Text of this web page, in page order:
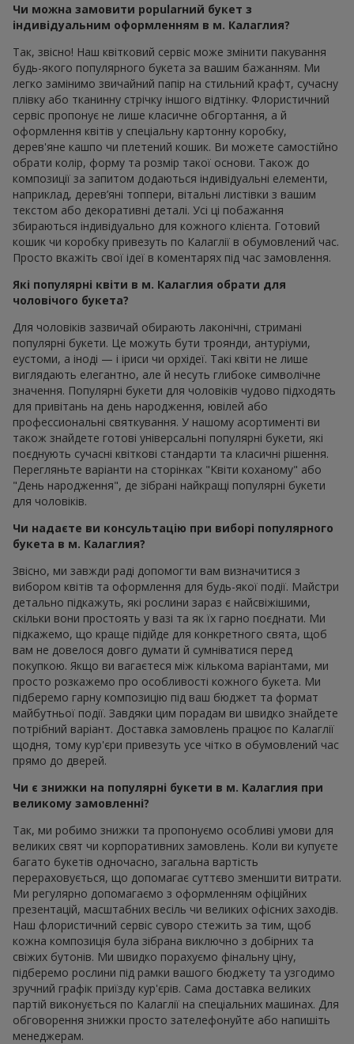
Чи можна замовити popularний букет з
індивідуальним оформленням в м. Калаглия?
Так, звісно! Наш квітковий сервіс може змінити пакування
будь-якого популярного букета за вашим бажанням. Ми
легко замінимо звичайний папір на стильний крафт, сучасну
плівку або тканинну стрічку іншого відтінку. Флористичний
сервіс пропонує не лише класичне обгортання, а й
оформлення квітів у спеціальну картонну коробку,
дерев'яне кашпо чи плетений кошик. Ви можете самостійно
обрати колір, форму та розмір такої основи. Також до
композиції за запитом додаються індивідуальні елементи,
наприклад, дерев’яні топпери, вітальні листівки з вашим
текстом або декоративні деталі. Усі ці побажання
збираються індивідуально для кожного клієнта. Готовий
кошик чи коробку привезуть по Калаглії в обумовлений час.
Просто вкажіть свої ідеї в коментарях під час замовлення.
Які популярні квіти в м. Калаглия обрати для
чоловічого букета?
Для чоловіків зазвичай обирають лаконічні, стримані
популярні букети. Це можуть бути троянди, антуріуми,
еустоми, а іноді — і іриси чи орхідеї. Такі квіти не лише
виглядають елегантно, але й несуть глибоке символічне
значення. Популярні букети для чоловіків чудово підходять
для привітань на день народження, ювілей або
профессиональні святкування. У нашому асортименті ви
також знайдете готові універсальні популярні букети, які
поєднують сучасні квіткові стандарти та класичні рішення.
Перегляньте варіанти на сторінках "Квіти коханому" або
"День народження", де зібрані найкращі популярні букети
для чоловіків.
Чи надаєте ви консультацію при виборі популярного
букета в м. Калаглия?
Звісно, ми завжди раді допомогти вам визначитися з
вибором квітів та оформлення для будь-якої події. Майстри
детально підкажуть, які рослини зараз є найсвіжішими,
скільки вони простоять у вазі та як їх гарно поєднати. Ми
підкажемо, що краще підійде для конкретного свята, щоб
вам не довелося довго думати й сумніватися перед
покупкою. Якщо ви вагаєтеся між кількома варіантами, ми
просто розкажемо про особливості кожного букета. Ми
підберемо гарну композицію під ваш бюджет та формат
майбутньої події. Завдяки цим порадам ви швидко знайдете
потрібний варіант. Доставка замовлень працює по Калаглії
щодня, тому кур'єри привезуть усе чітко в обумовлений час
прямо до дверей.
Чи є знижки на популярні букети в м. Калаглия при
великому замовленні?
Так, ми робимо знижки та пропонуємо особливі умови для
великих свят чи корпоративних замовлень. Коли ви купуєте
багато букетів одночасно, загальна вартість
перераховується, що допомагає суттєво зменшити витрати.
Ми регулярно допомагаємо з оформленням офіційних
презентацій, масштабних весіль чи великих офісних заходів.
Наш флористичний сервіс суворо стежить за тим, щоб
кожна композиція була зібрана виключно з добірних та
свіжих бутонів. Ми швидко порахуємо фінальну ціну,
підберемо рослини під рамки вашого бюджету та узгодимо
зручний графік приїзду кур'єрів. Сама доставка великих
партій виконується по Калаглії на спеціальних машинах. Для
обговорення знижки просто зателефонуйте або напишіть
менеджерам.